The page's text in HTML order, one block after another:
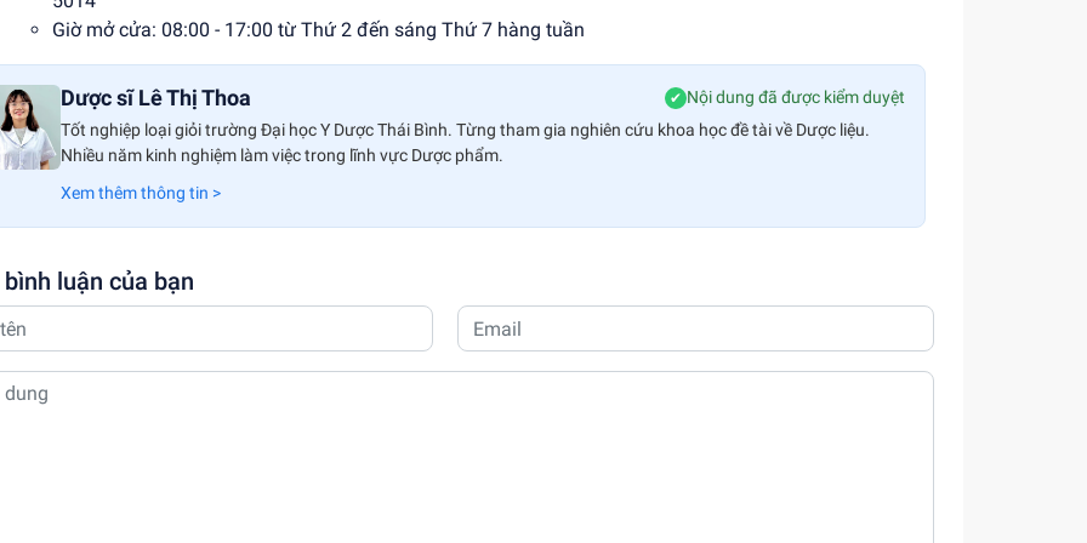
Giờ mở cửa: 08:00 - 17:00 từ Thứ 2 đến sáng Thứ 7 hàng tuần
Dược sĩ Lê Thị Thoa ✔ Nội dung đã được kiểm duyệt
Tốt nghiệp loại giỏi trường Đại học Y Dược Thái Bình. Từng tham gia nghiên cứu khoa học đề tài về Dược liệu.
Nhiều năm kinh nghiệm làm việc trong lĩnh vực Dược phẩm.
Xem thêm thông tin >
luận của bạn